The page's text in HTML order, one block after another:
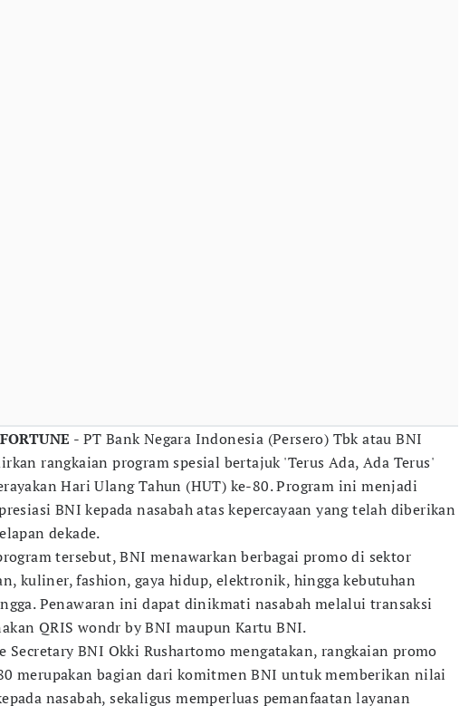
- PT Bank Negara Indonesia (Persero) Tbk atau BNI
rangkaian program spesial bertajuk 'Terus Ada, Ada Terus'
Hari Ulang Tahun (HUT) ke-80. Program ini menjadi
BNI kepada nasabah atas kepercayaan yang telah diberikan
dekade.
tersebut, BNI menawarkan berbagai promo di sektor
kuliner, fashion, gaya hidup, elektronik, hingga kebutuhan
Penawaran ini dapat dinikmati nasabah melalui transaksi
QRIS wondr by BNI maupun Kartu BNI.
Secretary BNI Okki Rushartomo mengatakan, rangkaian promo
merupakan bagian dari komitmen BNI untuk memberikan nilai
nasabah, sekaligus memperluas pemanfaatan layanan